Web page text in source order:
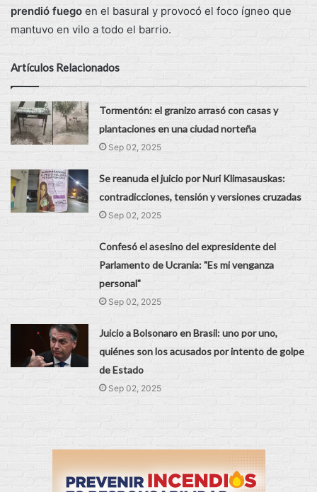
prendió fuego en el basural y provocó el foco ígneo que
mantuvo en vilo a todo el barrio.
Artículos Relacionados
Tormentón: el granizo arrasó con casas y
plantaciones en una ciudad norteña
Sep 02, 2025
Se reanuda el juicio por Nuri Klimasauskas:
contradicciones, tensión y versiones cruzadas
Sep 02, 2025
Confesó el asesino del expresidente del
Parlamento de Ucrania: "Es mi venganza
personal"
Sep 02, 2025
Juicio a Bolsonaro en Brasil: uno por uno,
quiénes son los acusados por intento de golpe
de Estado
Sep 02, 2025